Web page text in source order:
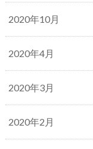
2020年10月
2020年4月
2020年3月
2020年2月